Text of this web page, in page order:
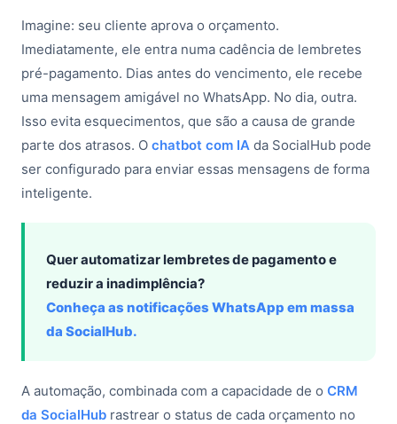
Imagine: seu cliente aprova o orçamento.
Imediatamente, ele entra numa cadência de lembretes
pré-pagamento. Dias antes do vencimento, ele recebe
uma mensagem amigável no WhatsApp. No dia, outra.
Isso evita esquecimentos, que são a causa de grande
parte dos atrasos. O chatbot com IA da SocialHub pode
ser configurado para enviar essas mensagens de forma
inteligente.
Quer automatizar lembretes de pagamento e
reduzir a inadimplência?
Conheça as notificações WhatsApp em massa
da SocialHub.
A automação, combinada com a capacidade de o CRM
da SocialHub rastrear o status de cada orçamento no